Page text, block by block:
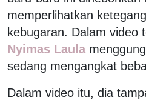
memperlihatkan
kebugaran. Dalam video
Nyimas Laula
sedang mengangkat
Dalam video itu, dia